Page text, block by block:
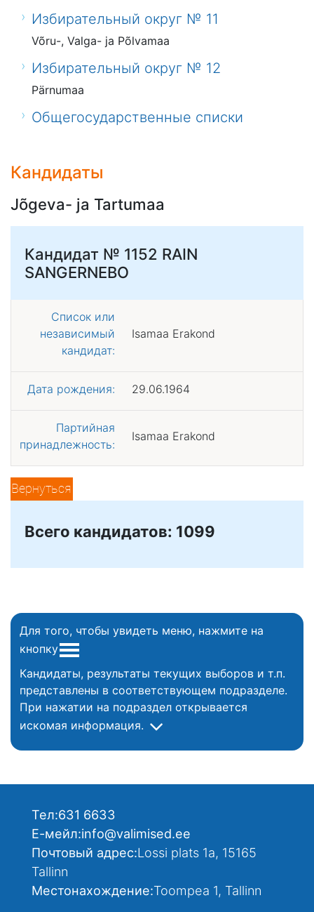
Избирательный округ № 11
Võru-, Valga- ja Põlvamaa
Избирательный округ № 12
Pärnumaa
Общегосударственные списки
Кандидаты
Jõgeva- ja Tartumaa
Кандидат № 1152 RAIN
SANGERNEBO
Список или
независимый
кандидат:
Isamaa Erakond
Дата рождения: 29.06.1964
Партийная
принадлежность:
Isamaa Erakond
Вернуться
Всего кандидатов: 1099
Для того, чтобы увидеть меню, нажмите на
кнопку
Кандидаты, результаты текущих выборов и т.п.
представлены в соответствующем подразделе.
При нажатии на подраздел открывается
искомая информация.
Тел:631 6633
Е-мейл:info@valimised.ee
Почтовый адрес:Lossi plats 1a, 15165
Tallinn
Местонахождение:Toompea 1, Tallinn